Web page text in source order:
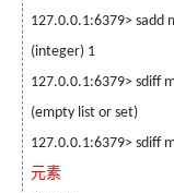
127.0.0.1:6379> sadd
(integer) 1
127.0.0.1:6379> sdiff
(empty list or set)
127.0.0.1:6379> sdiff
元素